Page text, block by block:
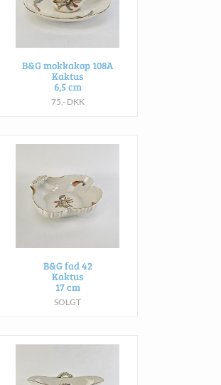
B&G mokkakop 108A
Kaktus
6,5 cm
75,- DKK
B&G fad 42
Kaktus
17 cm
SOLGT